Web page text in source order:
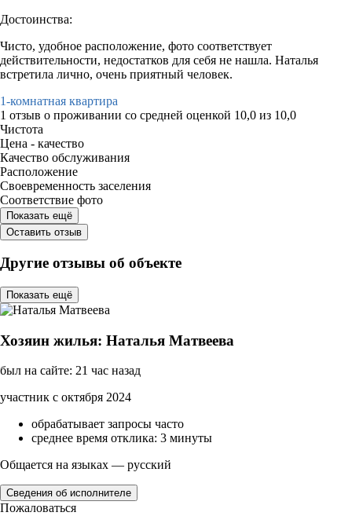
Достоинства:
Чисто, удобное расположение, фото соответствует
действительности, недостатков для себя не нашла. Наталья
встретила лично, очень приятный человек.
1-комнатная квартира
1 отзыв о проживании со средней оценкой 10,0 из 10,0
Чистота
Цена - качество
Качество обслуживания
Расположение
Своевременность заселения
Соответствие фото
Показать ещё
Оставить отзыв
Другие отзывы об объекте
Показать ещё
Хозяин жилья: Наталья Матвеева
был на сайте: 21 час назад
участник с октября 2024
обрабатывает запросы часто
среднее время отклика: 3 минуты
Общается на языках — русский
Сведения об исполнителе
Пожаловаться